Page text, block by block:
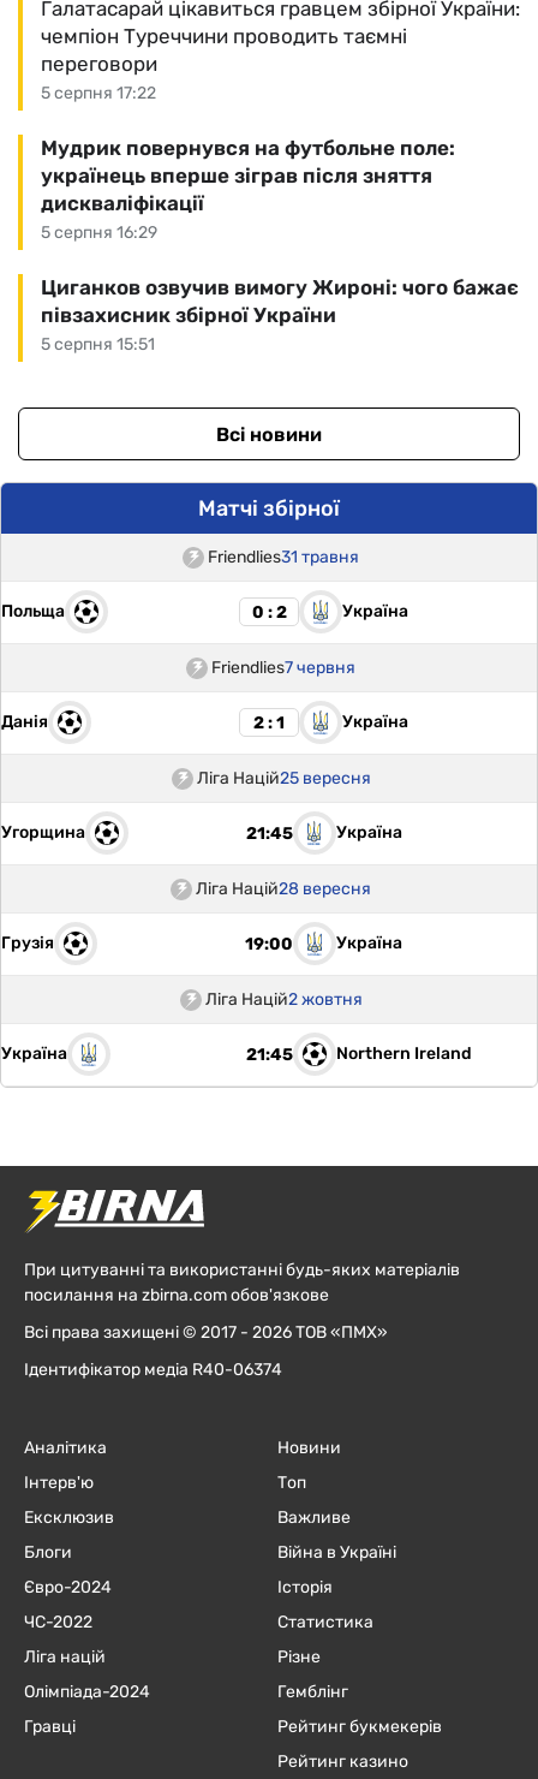
5 серпня 17:22
Галатасарай цікавиться гравцем збірної України:
чемпіон Туреччини проводить таємні
переговори
5 серпня 16:29
Мудрик повернувся на футбольне поле:
українець вперше зіграв після зняття
дискваліфікації
5 серпня 15:51
Циганков озвучив вимогу Жироні: чого бажає
півзахисник збірної України
Всі новини
Матчі збірної
Friendlies31 травня
Польща 0 : 2 Україна
Friendlies7 червня
Данія 2 : 1 Україна
Ліга Націй25 вересня
Угорщина 21:45 Україна
Ліга Націй28 вересня
Грузія 19:00 Україна
Ліга Націй2 жовтня
Україна 21:45 Northern Ireland
При цитуванні та використанні будь-яких матеріалів
посилання на zbirna.com обов'язкове
Всі права захищені © 2017 - 2026 ТОВ «ПМХ»
Ідентифікатор медіа R40-06374
Аналітика
Інтерв'ю
Ексклюзив
Блоги
Євро-2024
ЧC-2022
Ліга націй
Олімпіада-2024
Гравці
Новини
Топ
Важливе
Війна в Україні
Історія
Статистика
Різне
Гемблінг
Рейтинг букмекерів
Рейтинг казино